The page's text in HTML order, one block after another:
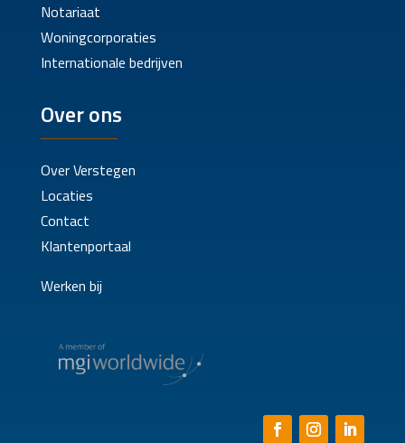
Notariaat
Woningcorporaties
Internationale bedrijven
Over ons
Over Verstegen
Locaties
Contact
Klantenportaal
Werken bij